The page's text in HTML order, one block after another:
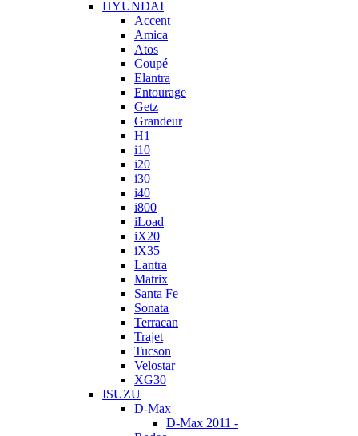
HYUNDAI
Accent
Amica
Atos
Coupé
Elantra
Entourage
Getz
Grandeur
H1
i10
i20
i30
i40
i800
iLoad
iX20
iX35
Lantra
Matrix
Santa Fe
Sonata
Terracan
Trajet
Tucson
Velostar
XG30
ISUZU
D-Max
D-Max 2011 -